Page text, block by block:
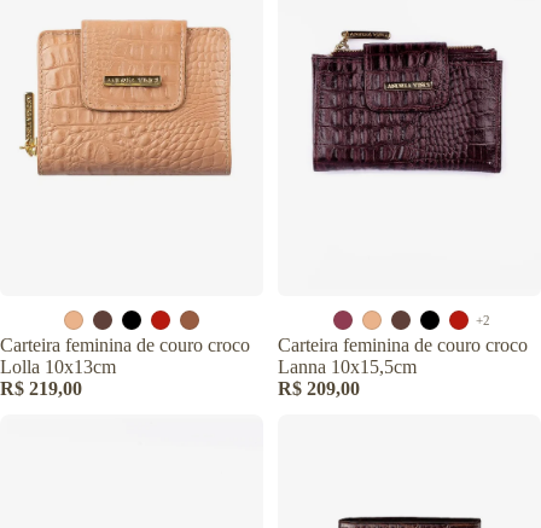
Carteira feminina de couro croco
Lolla 10x13cm
R$ 219,00
+2
Carteira feminina de couro croco
Lanna 10x15,5cm
R$ 209,00